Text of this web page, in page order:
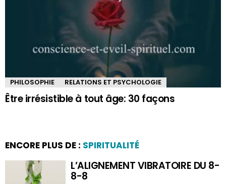
PHILOSOPHIE RELATIONS ET PSYCHOLOGIE
Être irrésistible à tout âge: 30 façons
ENCORE PLUS DE : SPIRITUALITÉ
L’ALIGNEMENT VIBRATOIRE DU 8-
8-8